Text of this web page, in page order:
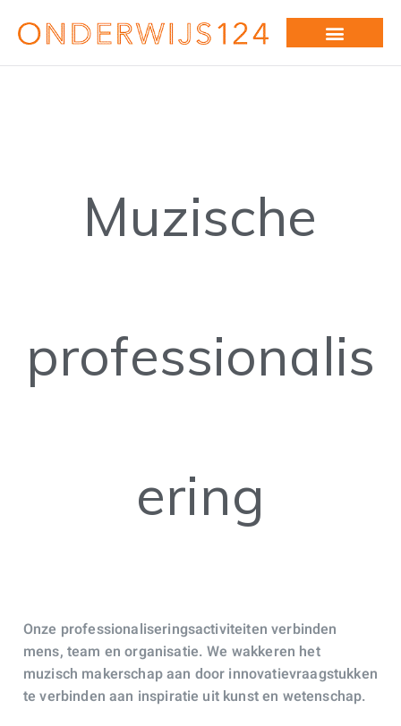
Muzische
professionalis
ering
Onze professionaliseringsactiviteiten verbinden
mens, team en organisatie. We wakkeren het
muzisch makerschap aan door innovatievraagstukken
te verbinden aan inspiratie uit kunst en wetenschap.